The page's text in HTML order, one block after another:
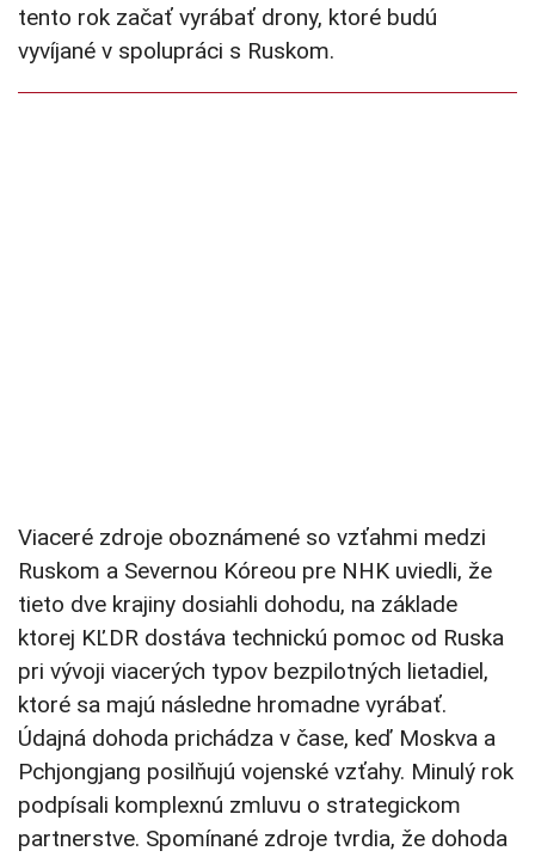
tento rok začať vyrábať drony, ktoré budú
vyvíjané v spolupráci s Ruskom.
Viaceré zdroje oboznámené so vzťahmi medzi
Ruskom a Severnou Kóreou pre NHK uviedli, že
tieto dve krajiny dosiahli dohodu, na základe
ktorej KĽDR dostáva technickú pomoc od Ruska
pri vývoji viacerých typov bezpilotných lietadiel,
ktoré sa majú následne hromadne vyrábať.
Údajná dohoda prichádza v čase, keď Moskva a
Pchjongjang posilňujú vojenské vzťahy. Minulý rok
podpísali komplexnú zmluvu o strategickom
partnerstve. Spomínané zdroje tvrdia, že dohoda